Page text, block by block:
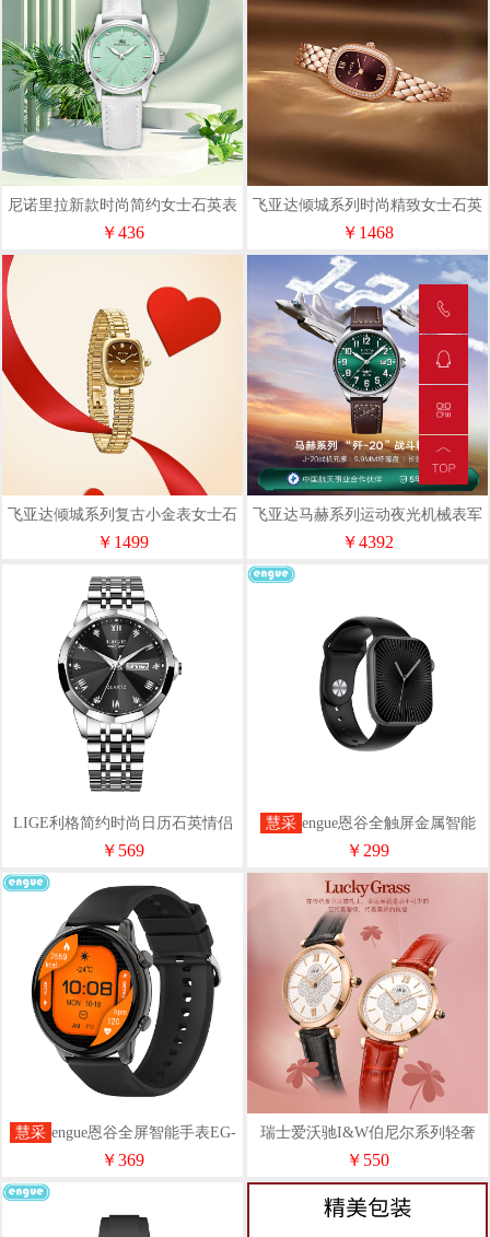
尼诺里拉新款时尚简约女士石英表
11008
￥436
飞亚达倾城系列时尚精致女士石英
表L865018.PKRD
￥1468
飞亚达倾城系列复古小金表女士石
英表L865021.GKG
￥1499
飞亚达马赫系列运动夜光机械表军
表JG100070.WNK
￥4392
LIGE利格简约时尚日历石英情侣
表【2只/对】
￥569
慧采 engue恩谷全触屏金属智能
运手表(通话版)EG-TL03s
￥299
慧采 engue恩谷全屏智能手表EG-
T11B
￥369
瑞士爱沃驰I&W伯尼尔系列轻奢
时尚手表IW567
￥550